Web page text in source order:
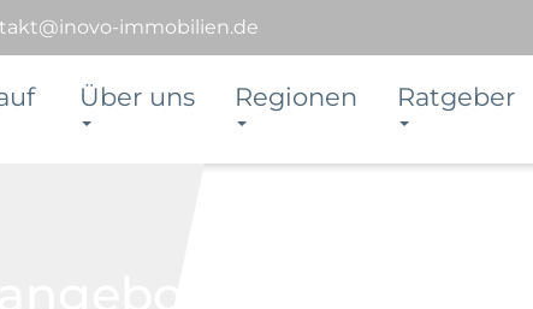
immobilien.de
Über uns Regionen Ratgeber